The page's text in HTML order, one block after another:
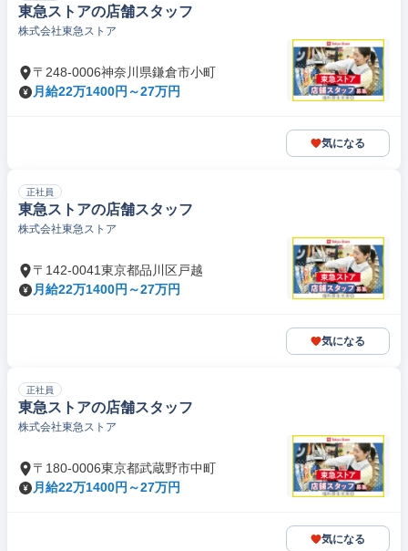
東急ストアの店舗スタッフ
株式会社東急ストア
〒248-0006神奈川県鎌倉市小町
月給22万1400円～27万円
気になる
正社員
東急ストアの店舗スタッフ
株式会社東急ストア
〒142-0041東京都品川区戸越
月給22万1400円～27万円
気になる
正社員
東急ストアの店舗スタッフ
株式会社東急ストア
〒180-0006東京都武蔵野市中町
月給22万1400円～27万円
気になる